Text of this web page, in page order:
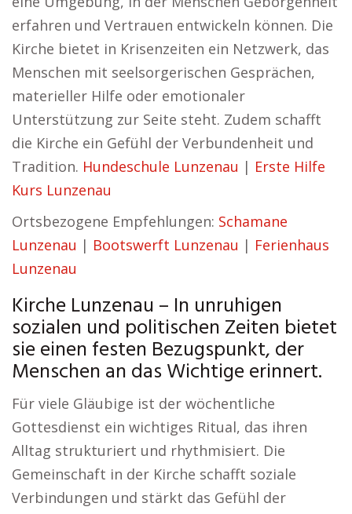
erfahren und Vertrauen entwickeln können. Die
Kirche bietet in Krisenzeiten ein Netzwerk, das
Menschen mit seelsorgerischen Gesprächen,
materieller Hilfe oder emotionaler
Unterstützung zur Seite steht. Zudem schafft
die Kirche ein Gefühl der Verbundenheit und
Tradition. Hundeschule Lunzenau | Erste Hilfe
Kurs Lunzenau
Ortsbezogene Empfehlungen: Schamane
Lunzenau | Bootswerft Lunzenau | Ferienhaus
Lunzenau
Kirche Lunzenau – In unruhigen
sozialen und politischen Zeiten bietet
sie einen festen Bezugspunkt, der
Menschen an das Wichtige erinnert.
Für viele Gläubige ist der wöchentliche
Gottesdienst ein wichtiges Ritual, das ihren
Alltag strukturiert und rhythmisiert. Die
Gemeinschaft in der Kirche schafft soziale
Verbindungen und stärkt das Gefühl der